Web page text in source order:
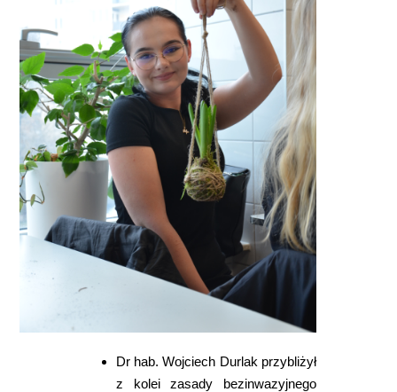
Dr hab. Wojciech Durlak przybliżył
z kolei zasady bezinwazyjnego